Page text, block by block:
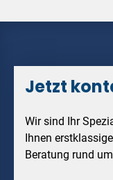
Jetzt
Wir sind Ihr
Ihnen
Beratung rund